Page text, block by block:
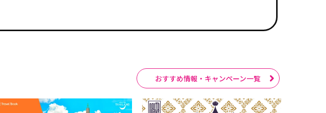
おすすめ情報・キャンペーン一覧